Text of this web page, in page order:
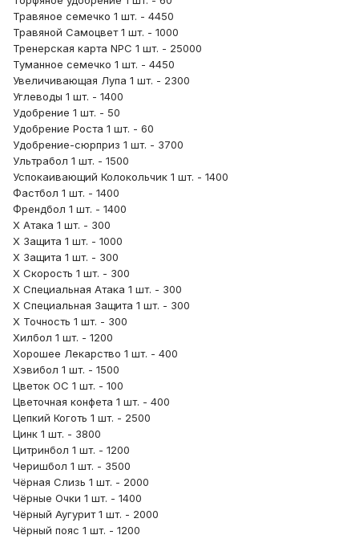
Травяное семечко 1 шт. - 4450
Травяной Самоцвет 1 шт. - 1000
Тренерская карта NPC 1 шт. - 25000
Туманное семечко 1 шт. - 4450
Увеличивающая Лупа 1 шт. - 2300
Углеводы 1 шт. - 1400
Удобрение 1 шт. - 50
Удобрение Роста 1 шт. - 60
Удобрение-сюрприз 1 шт. - 3700
Ультрабол 1 шт. - 1500
Успокаивающий Колокольчик 1 шт. - 1400
Фастбол 1 шт. - 1400
Френдбол 1 шт. - 1400
Х Атака 1 шт. - 300
Х Защита 1 шт. - 1000
Х Защита 1 шт. - 300
Х Скорость 1 шт. - 300
Х Специальная Атака 1 шт. - 300
Х Специальная Защита 1 шт. - 300
Х Точность 1 шт. - 300
Хилбол 1 шт. - 1200
Хорошее Лекарство 1 шт. - 400
Хэвибол 1 шт. - 1500
Цветок ОС 1 шт. - 100
Цветочная конфета 1 шт. - 400
Цепкий Коготь 1 шт. - 2500
Цинк 1 шт. - 3800
Цитринбол 1 шт. - 1200
Черишбол 1 шт. - 3500
Чёрная Слизь 1 шт. - 2000
Чёрные Очки 1 шт. - 1400
Чёрный Аугурит 1 шт. - 2000
Чёрный пояс 1 шт. - 1200